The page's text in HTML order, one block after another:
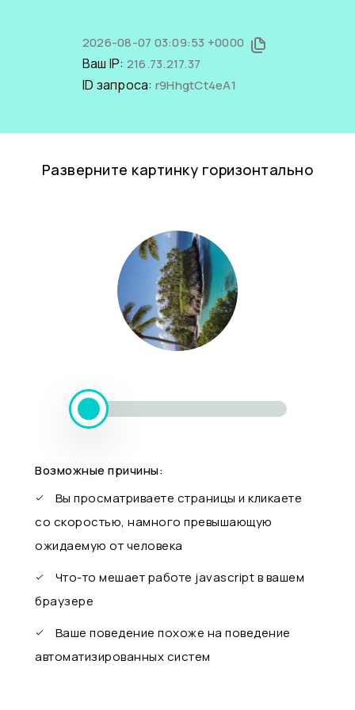
2026-08-07 03:09:53 +0000
Ваш IP: 216.73.217.37
ID запроса: r9HhgtCt4eA1
Разверните картинку горизонтально
Возможные причины:
Вы просматриваете страницы и кликаете
со скоростью, намного превышающую
ожидаемую от человека
Что-то мешает работе javascript в вашем
браузере
Ваше поведение похоже на поведение
автоматизированных систем